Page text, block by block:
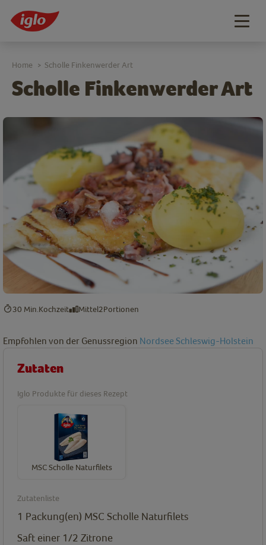
Scholle Finkenwerder Art
Home > Scholle Finkenwerder Art
30 Min. Kochzeit Mittel2Portionen
Empfohlen von der Genussregion Nordsee Schleswig-Holstein
Zutaten
Iglo Produkte für dieses Rezept
MSC Scholle Naturfilets
Zutatenliste
1 Packung(en) MSC Scholle Naturfilets
Saft einer 1/2 Zitrone